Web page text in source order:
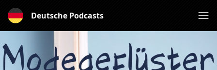
Deutsche Podcasts